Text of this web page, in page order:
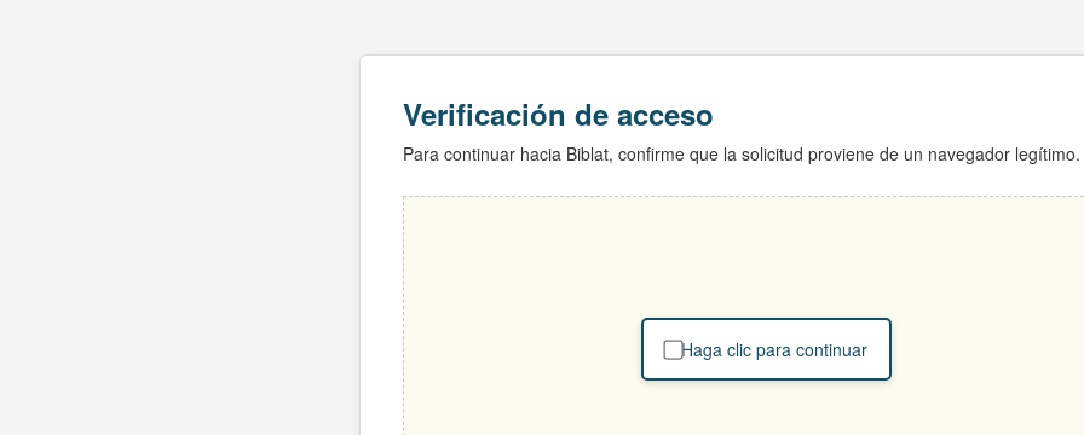
Verificación de acceso
Para continuar hacia Biblat, confirme que la solicitud proviene de un navegador legítimo.
Haga clic para continuar